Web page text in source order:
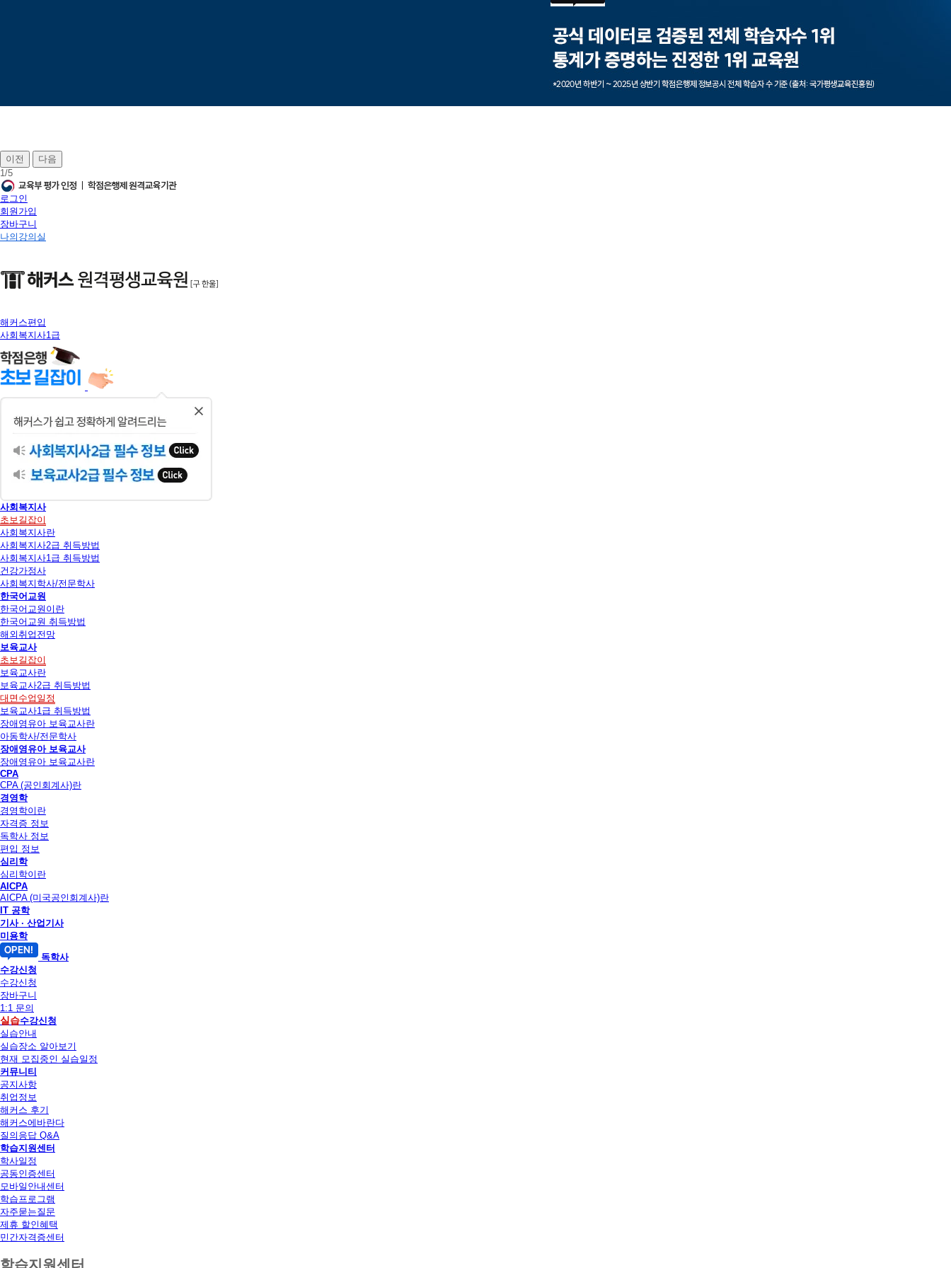
이전
다음
1/5
로그인
회원가입
장바구니
나의강의실
해커스편입
사회복지사1급
사회복지사
초보길잡이
사회복지사란
사회복지사2급 취득방법
사회복지사1급 취득방법
건강가정사
사회복지학사/전문학사
한국어교원
한국어교원이란
한국어교원 취득방법
해외취업전망
보육교사
초보길잡이
보육교사란
보육교사2급 취득방법
대면수업일정
보육교사1급 취득방법
장애영유아 보육교사란
아동학사/전문학사
장애영유아 보육교사
장애영유아 보육교사란
CPA
CPA (공인회계사)란
경영학
경영학이란
자격증 정보
독학사 정보
편입 정보
심리학
심리학이란
AICPA
AICPA (미국공인회계사)란
IT 공학
기사 · 산업기사
미용학
독학사
수강신청
수강신청
장바구니
1:1 문의
실습수강신청
실습안내
실습장소 알아보기
현재 모집중인 실습일정
커뮤니티
공지사항
취업정보
해커스 후기
해커스에바란다
질의응답 Q&A
학습지원센터
학사일정
공동인증센터
모바일안내센터
학습프로그램
자주묻는질문
제휴 할인혜택
민간자격증센터
학습지원센터